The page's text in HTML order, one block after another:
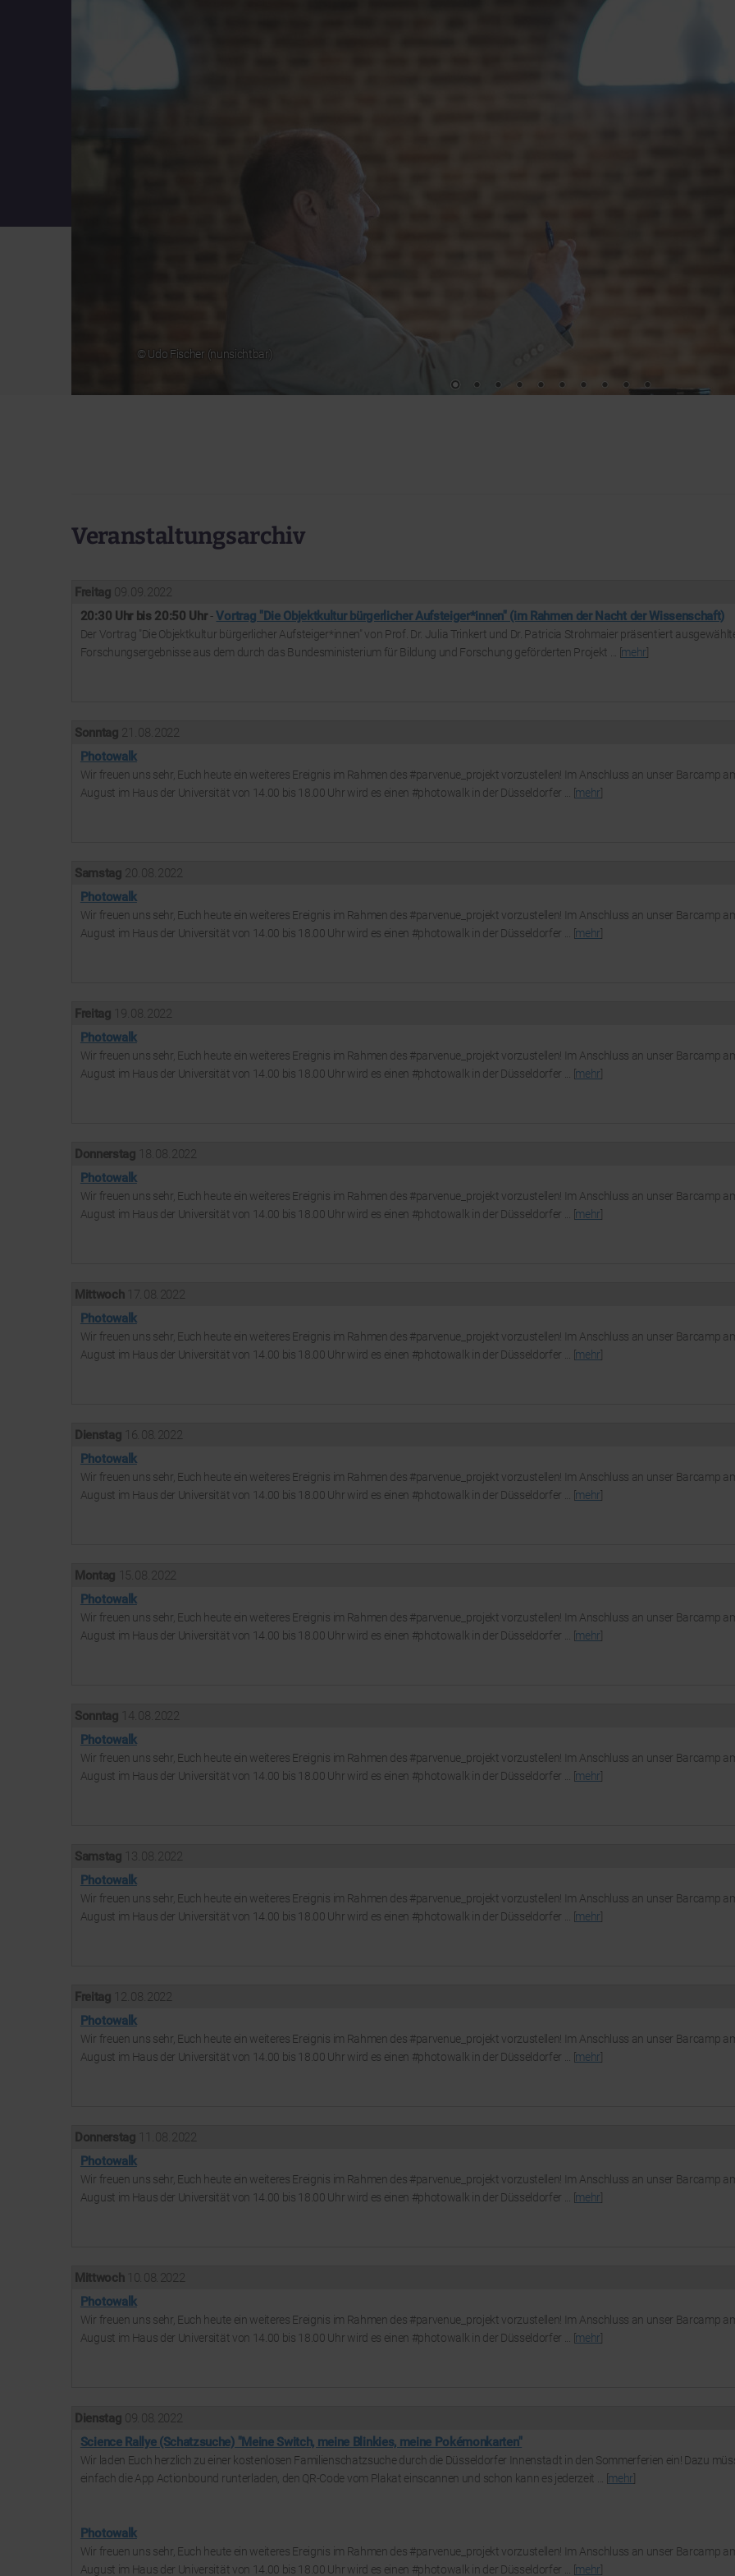
© Udo Fischer (nunsichtbar)
Veranstaltungsarchiv
Freitag 09. 09. 2022
20:30 Uhr bis 20:50 Uhr-Vortrag "Die Objektkultur bürgerlicher Aufsteiger*innen" (im Rahmen der Nacht der Wissenschaft)
Der Vortrag "Die Objektkultur bürgerlicher Aufsteiger*innen" von Prof. Dr. Julia Trinkert und Dr. Patricia Strohmaier präsentiert
Forschungsergebnisse aus dem durch das Bundesministerium für Bildung und Forschung geförderten Projekt ... [mehr]
Sonntag 21. 08. 2022
Photowalk
Wir freuen uns sehr, Euch heute ein weiteres Ereignis im Rahmen des #parvenue_projekt vorzustellen! Im Anschluss an unser Barcamp
August im Haus der Universität von 14.00 bis 18.00 Uhr wird es einen #photowalk in der Düsseldorfer ... [mehr]
Samstag 20. 08. 2022
Photowalk
Wir freuen uns sehr, Euch heute ein weiteres Ereignis im Rahmen des #parvenue_projekt vorzustellen! Im Anschluss an unser Barcamp
August im Haus der Universität von 14.00 bis 18.00 Uhr wird es einen #photowalk in der Düsseldorfer ... [mehr]
Freitag 19. 08. 2022
Photowalk
Wir freuen uns sehr, Euch heute ein weiteres Ereignis im Rahmen des #parvenue_projekt vorzustellen! Im Anschluss an unser Barcamp
August im Haus der Universität von 14.00 bis 18.00 Uhr wird es einen #photowalk in der Düsseldorfer ... [mehr]
Donnerstag 18. 08. 2022
Photowalk
Wir freuen uns sehr, Euch heute ein weiteres Ereignis im Rahmen des #parvenue_projekt vorzustellen! Im Anschluss an unser Barcamp
August im Haus der Universität von 14.00 bis 18.00 Uhr wird es einen #photowalk in der Düsseldorfer ... [mehr]
Mittwoch 17. 08. 2022
Photowalk
Wir freuen uns sehr, Euch heute ein weiteres Ereignis im Rahmen des #parvenue_projekt vorzustellen! Im Anschluss an unser Barcamp
August im Haus der Universität von 14.00 bis 18.00 Uhr wird es einen #photowalk in der Düsseldorfer ... [mehr]
Dienstag 16. 08. 2022
Photowalk
Wir freuen uns sehr, Euch heute ein weiteres Ereignis im Rahmen des #parvenue_projekt vorzustellen! Im Anschluss an unser Barcamp
August im Haus der Universität von 14.00 bis 18.00 Uhr wird es einen #photowalk in der Düsseldorfer ... [mehr]
Montag 15. 08. 2022
Photowalk
Wir freuen uns sehr, Euch heute ein weiteres Ereignis im Rahmen des #parvenue_projekt vorzustellen! Im Anschluss an unser Barcamp
August im Haus der Universität von 14.00 bis 18.00 Uhr wird es einen #photowalk in der Düsseldorfer ... [mehr]
Sonntag 14. 08. 2022
Photowalk
Wir freuen uns sehr, Euch heute ein weiteres Ereignis im Rahmen des #parvenue_projekt vorzustellen! Im Anschluss an unser Barcamp
August im Haus der Universität von 14.00 bis 18.00 Uhr wird es einen #photowalk in der Düsseldorfer ... [mehr]
Samstag 13. 08. 2022
Photowalk
Wir freuen uns sehr, Euch heute ein weiteres Ereignis im Rahmen des #parvenue_projekt vorzustellen! Im Anschluss an unser Barcamp
August im Haus der Universität von 14.00 bis 18.00 Uhr wird es einen #photowalk in der Düsseldorfer ... [mehr]
Freitag 12. 08. 2022
Photowalk
Wir freuen uns sehr, Euch heute ein weiteres Ereignis im Rahmen des #parvenue_projekt vorzustellen! Im Anschluss an unser Barcamp
August im Haus der Universität von 14.00 bis 18.00 Uhr wird es einen #photowalk in der Düsseldorfer ... [mehr]
Donnerstag 11. 08. 2022
Photowalk
Wir freuen uns sehr, Euch heute ein weiteres Ereignis im Rahmen des #parvenue_projekt vorzustellen! Im Anschluss an unser Barcamp
August im Haus der Universität von 14.00 bis 18.00 Uhr wird es einen #photowalk in der Düsseldorfer ... [mehr]
Mittwoch 10. 08. 2022
Photowalk
Wir freuen uns sehr, Euch heute ein weiteres Ereignis im Rahmen des #parvenue_projekt vorzustellen! Im Anschluss an unser Barcamp
August im Haus der Universität von 14.00 bis 18.00 Uhr wird es einen #photowalk in der Düsseldorfer ... [mehr]
Dienstag 09. 08. 2022
Science Rallye (Schatzsuche) "Meine Switch, meine Blinkies, meine Pokémonkarten"
Wir laden Euch herzlich zu einer kostenlosen Familienschatzsuche durch die Düsseldorfer Innenstadt in den Sommerferien ein! Dazu
einfach die App Actionbound runterladen, den QR-Code vom Plakat einscannen und schon kann es jederzeit ... [mehr]
Photowalk
Wir freuen uns sehr, Euch heute ein weiteres Ereignis im Rahmen des #parvenue_projekt vorzustellen! Im Anschluss an unser Barcamp
August im Haus der Universität von 14.00 bis 18.00 Uhr wird es einen #photowalk in der Düsseldorfer ... [mehr]